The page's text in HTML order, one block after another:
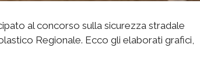
al concorso sulla sicurezza stradale
Regionale. Ecco gli elaborati grafici,